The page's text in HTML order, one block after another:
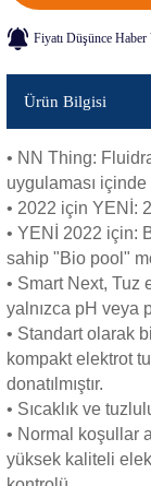
Fiyatı Düşünce Haber
Ürün Bilgisi
• NN Thing:
uygulaması
• 2022 için YENİ:
• YENİ 2022 için:
sahip "Bio pool"
• Smart Next, Tuz
yalnızca pH veya
• Standart olarak
kompakt elektrot
donatılmıştır.
• Sıcaklık ve
• Normal koşullar
yüksek kaliteli